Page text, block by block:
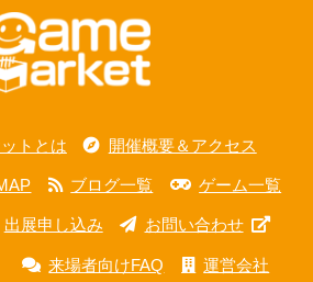
トとは 開催概要＆アクセス
ブログ一覧 ゲーム一覧
出展申し込み お問い合わせ
来場者向けFAQ 運営会社